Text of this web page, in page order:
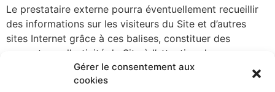
Gérer le consentement aux
cookies
Le prestataire externe pourra éventuellement recueillir
des informations sur les visiteurs du Site et d’autres
sites Internet grâce à ces balises, constituer des
rapports sur l’activité du Site à l’attention de
https://alicecibard.fr/, et fournir d’autres services relatifs
à l’utilisation de celui-ci et d’Internet.